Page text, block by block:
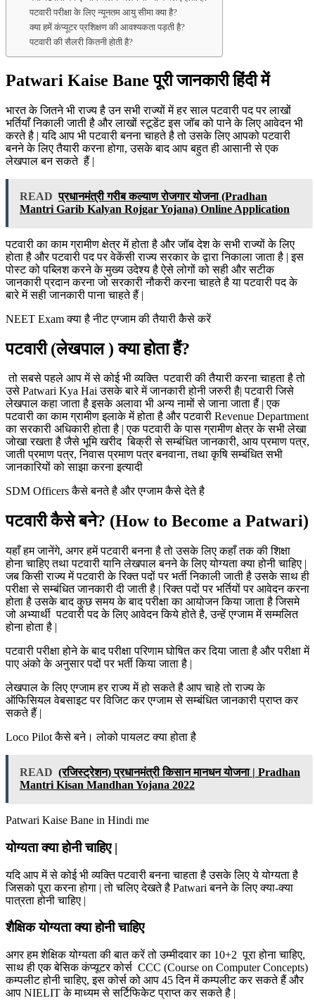
पटवारी परीक्षा के लिए न्यूनतम आयु सीमा क्या है?
क्या हमें कंप्यूटर प्रशिक्षण की आवश्यकता पड़ती है?
पटवारी की सैलरी कितनी होती है?
Patwari Kaise Bane पूरी जानकारी हिंदी में
भारत के जितने भी राज्य है उन सभी राज्यों में हर साल पटवारी पद पर लाखों
भर्तियाँ निकाली जाती है और लाखों स्टूडेंट इस जॉब को पाने के लिए आवेदन भी
करते है | यदि आप भी पटवारी बनना चाहते है तो उसके लिए आपको पटवारी
बनने के लिए तैयारी करना होगा, उसके बाद आप बहुत ही आसानी से एक
लेखपाल बन सकते हैं |
READ प्रधानमंत्री गरीब कल्याण रोजगार योजना (Pradhan
Mantri Garib Kalyan Rojgar Yojana) Online Application
पटवारी का काम ग्रामीण क्षेत्र में होता है और जॉब देश के सभी राज्यों के लिए
होता है और पटवारी पद पर वेकेंसी राज्य सरकार के द्वारा निकाला जाता है | इस
पोस्ट को पब्लिश करने के मुख्य उदेश्य है ऐसे लोगों को सही और सटीक
जानकारी प्रदान करना जो सरकारी नौकरी करना चाहते है या पटवारी पद के
बारे में सही जानकारी पाना चाहते हैं |
NEET Exam क्या है नीट एग्जाम की तैयारी कैसे करें
पटवारी (लेखपाल ) क्या होता हैं?
तो सबसे पहले आप में से कोई भी व्यक्ति पटवारी की तैयारी करना चाहता है तो
उसे Patwari Kya Hai उसके बारे में जानकारी होनी जरुरी है| पटवारी जिसे
लेखपाल कहा जाता है इसके अलावा भी अन्य नामों से जाना जाता हैं | एक
पटवारी का काम ग्रामीण इलाके में होता है और पटवारी Revenue Department
का सरकारी अधिकारी होता है | एक पटवारी के पास ग्रामीण क्षेत्र के सभी लेखा
जोखा रखता है जैसे भूमि खरीद बिक्री से सम्बंधित जानकारी, आय प्रमाण पत्र,
जाती प्रमाण पत्र, निवास प्रमाण पत्र बनवाना, तथा कृषि सम्बंधित सभी
जानकारियों को साझा करना इत्यादी
SDM Officers कैसे बनते है और एग्जाम कैसे देते है
पटवारी कैसे बने? (How to Become a Patwari)
यहाँ हम जानेंगे, अगर हमें पटवारी बनना है तो उसके लिए कहाँ तक की शिक्षा
होना चाहिए तथा पटवारी यानि लेखपाल बनने के लिए योग्यता क्या होनी चाहिए |
जब किसी राज्य में पटवारी के रिक्त पदों पर भर्ती निकाली जाती है उसके साथ ही
परीक्षा से सम्बंधित जानकारी दी जाती है | रिक्त पदों पर भर्तियों पर आवेदन करना
होता है उसके बाद कुछ समय के बाद परीक्षा का आयोजन किया जाता है जिसमे
जो अभ्यार्थी पटवारी पद के लिए आवेदन किये होते है, उन्हें एग्जाम में सम्मलित
होना होता है |
पटवारी परीक्षा होने के बाद परीक्षा परिणाम घोषित कर दिया जाता है और परीक्षा में
पाए अंको के अनुसार पदों पर भर्ती किया जाता है |
लेखपाल के लिए एग्जाम हर राज्य में हो सकते है आप चाहे तो राज्य के
ऑफिसियल वेबसाइट पर विजिट कर एग्जाम से सम्बंधित जानकारी प्राप्त कर
सकते हैं |
Loco Pilot कैसे बने। लोको पायलट क्या होता है
READ (रजिस्ट्रेशन) प्रधानमंत्री किसान मानधन योजना | Pradhan
Mantri Kisan Mandhan Yojana 2022
Patwari Kaise Bane in Hindi me
योग्यता क्या होनी चाहिए |
यदि आप में से कोई भी व्यक्ति पटवारी बनना चाहता है उसके लिए ये योग्यता है
जिसको पूरा करना होगा | तो चलिए देखते है Patwari बनने के लिए क्या-क्या
पात्रता होनी चाहिए |
शैक्षिक योग्यता क्या होनी चाहिए
अगर हम शेक्षिक योग्यता की बात करें तो उम्मीदवार का 10+2 पूरा होना चाहिए,
साथ ही एक बेसिक कंप्यूटर कोर्स CCC (Course on Computer Concepts)
कम्पलीट होनी चाहिए, इस कोर्स को आप 45 दिन में कम्पलीट कर सकते हैं और
आप NIELIT के माध्यम से सर्टिफिकेट प्राप्त कर सकते है |